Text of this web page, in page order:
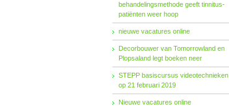
behandelings­methode geeft tinnitus-
patiënten weer hoop
nieuwe vacatures online
Decorbouwer van Tomorrowland en
Plopsaland legt boeken neer
STEPP basiscursus videotechnieken
op 21 februari 2019
Nieuwe vacatures online